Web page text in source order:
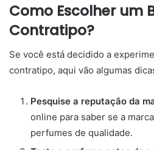
Como Escolher um
Contratipo?
Se você está decidido a
contratipo, aqui vão algumas
Pesquise a reputação da
online para saber se a
perfumes de qualidade.